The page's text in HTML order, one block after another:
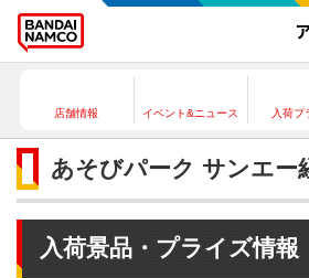
店舗情報 イベント&ニュース 入荷プ
あそびパーク サンエー
入荷景品・プライズ情報